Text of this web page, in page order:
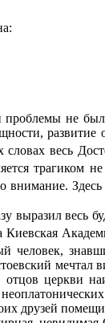
проблемы не
развитие
словах весь
трагиком
внимание.
выразил весь
Киевская
человек,
мечтал
церкви
друзей